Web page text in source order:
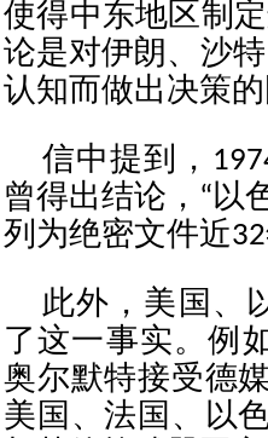
使得中东地区制
论是对伊朗、沙
认知⽽做出决策
信中提到，
曾得出结论，“以
列为绝密⽂件近
此外，美国、
了这⼀事实。例
奥尔默特接受德
美国、法国、以